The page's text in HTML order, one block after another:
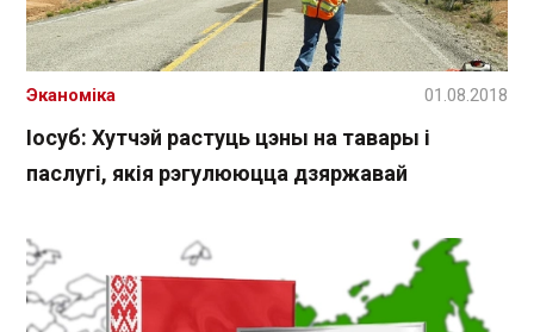
Іосуб: Хутчэй растуць цэны на тавары і
паслугі, якія рэгулююцца дзяржавай
Эканоміка 01.08.2018